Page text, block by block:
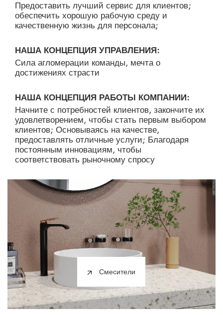
Предоставить лучший сервис для клиентов;
обеспечить хорошую рабочую среду и
качественную жизнь для персонала;
НАША КОНЦЕПЦИЯ УПРАВЛЕНИЯ:
Сила агломерации команды, мечта о
достижениях страсти
НАША КОНЦЕПЦИЯ РАБОТЫ КОМПАНИИ:
Начните с потребностей клиентов, закончите их
удовлетворением, чтобы стать первым выбором
клиентов; Основываясь на качестве,
предоставлять отличные услуги; Благодаря
постоянным инновациям, чтобы
соответствовать рыночному спросу
Смесители